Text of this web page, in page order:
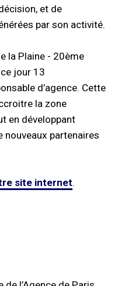
et de
par son activité.
la Plaine - 20ème
jour 13
d’agence. Cette
la zone
en développant
nouveaux partenaires
site internet.